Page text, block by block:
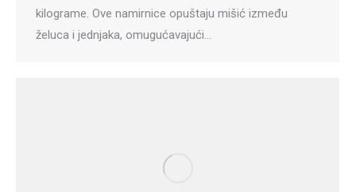
kilograme. Ove namirnice opuštaju mišić između
želuca i jednjaka, omugućavajući…